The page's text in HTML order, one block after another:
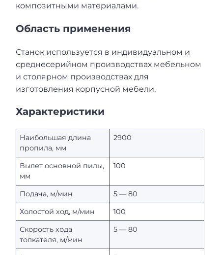
композитными материалами.
Область применения
Станок используется в индивидуальном и
среднесерийном производствах мебельном
и столярном производствах для
изготовления корпусной мебели.
Характеристики
Наибольшая длина
пропила, мм
2900
Вылет основной пилы,
мм
100
Подача, м/мин
5 — 80
Холостой ход, м/мин
100
Скорость хода
толкателя, м/мин
5 — 80